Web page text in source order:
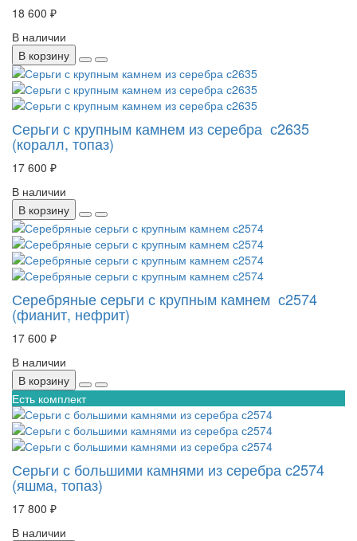
18 600 ₽
В наличии
В корзину
Серьги с крупным камнем из серебра с2635
(коралл, топаз)
17 600 ₽
В наличии
В корзину
Серебряные серьги с крупным камнем с2574
(фианит, нефрит)
17 600 ₽
В наличии
В корзину
Есть комплект
Серьги с большими камнями из серебра с2574
(яшма, топаз)
17 800 ₽
В наличии